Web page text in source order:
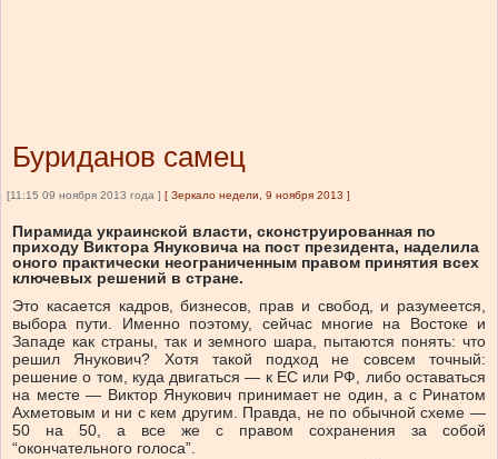
Буриданов самец
[11:15 09 ноября 2013 года ] [ Зеркало недели, 9 ноября 2013 ]
Пирамида украинской власти, сконструированная по
приходу Виктора Януковича на пост президента, наделила
оного практически неограниченным правом принятия всех
ключевых решений в стране.
Это касается кадров, бизнесов, прав и свобод, и разумеется,
выбора пути. Именно поэтому, сейчас многие на Востоке и
Западе как страны, так и земного шара, пытаются понять: что
решил Янукович? Хотя такой подход не совсем точный:
решение о том, куда двигаться — к ЕС или РФ, либо оставаться
на месте — Виктор Янукович принимает не один, а с Ринатом
Ахметовым и ни с кем другим. Правда, не по обычной схеме —
50 на 50, а все же с правом сохранения за собой
“окончательного голоса”.